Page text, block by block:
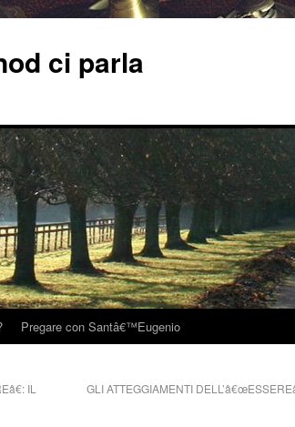
ci parla
Pregare con Santâ€™Eugenio
IL
GLI ATTEGGIAMENTI